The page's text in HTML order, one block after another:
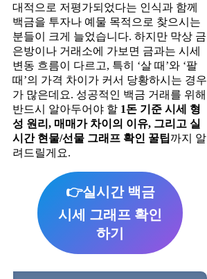
대적으로 저평가되었다는 인식과 함께
백금을 투자나 예물 목적으로 찾으시는
분들이 크게 늘었습니다. 하지만 막상 금
은방이나 거래소에 가보면 금과는 시세
변동 흐름이 다르고, 특히 ‘살 때’와 ‘팔
때’의 가격 차이가 커서 당황하시는 경우
가 많은데요. 성공적인 백금 거래를 위해
반드시 알아두어야 할 1돈 기준 시세 형
성 원리, 매매가 차이의 이유, 그리고 실
시간 현물/선물 그래프 확인 꿀팁까지 알
려드릴게요.
👉실시간 백금
시세 그래프 확인
하기